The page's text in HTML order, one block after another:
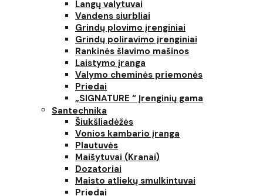
Langų valytuvai
Vandens siurbliai
Grindų plovimo įrenginiai
Grindų poliravimo įrenginiai
Rankinės šlavimo mašinos
Laistymo įranga
Valymo cheminės priemonės
Priedai
„SIGNATURE “ Įrenginių gama
Santechnika
Šiukšliadėžės
Vonios kambario įranga
Plautuvės
Maišytuvai (Kranai)
Dozatoriai
Maisto atliekų smulkintuvai
Priedai